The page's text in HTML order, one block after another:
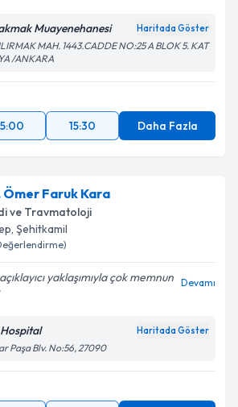
Muayenehanesi Haritada Göster
MAH. 1443.CADDE NO:25 A BLOK 5. KAT
/ANKARA
15:30 Daha Fazla
Ömer Faruk Kara
ve Travmatoloji
, Şehitkamil
yaklaşımıyla çok memnun Devamı
Haritada Göster
Paşa Blv. No:56, 27090